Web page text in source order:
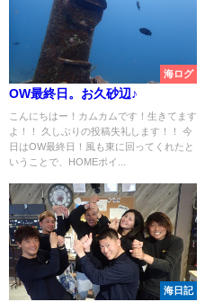
海ログ
OW最終日。お久砂辺♪
こんにちはー！カムカムです！生きてます
よ！！ 久しぶりの投稿失礼します！！ 今
日はOW最終日！風も東に回ってくれたと
いうことで、HOMEポイ...
海日記